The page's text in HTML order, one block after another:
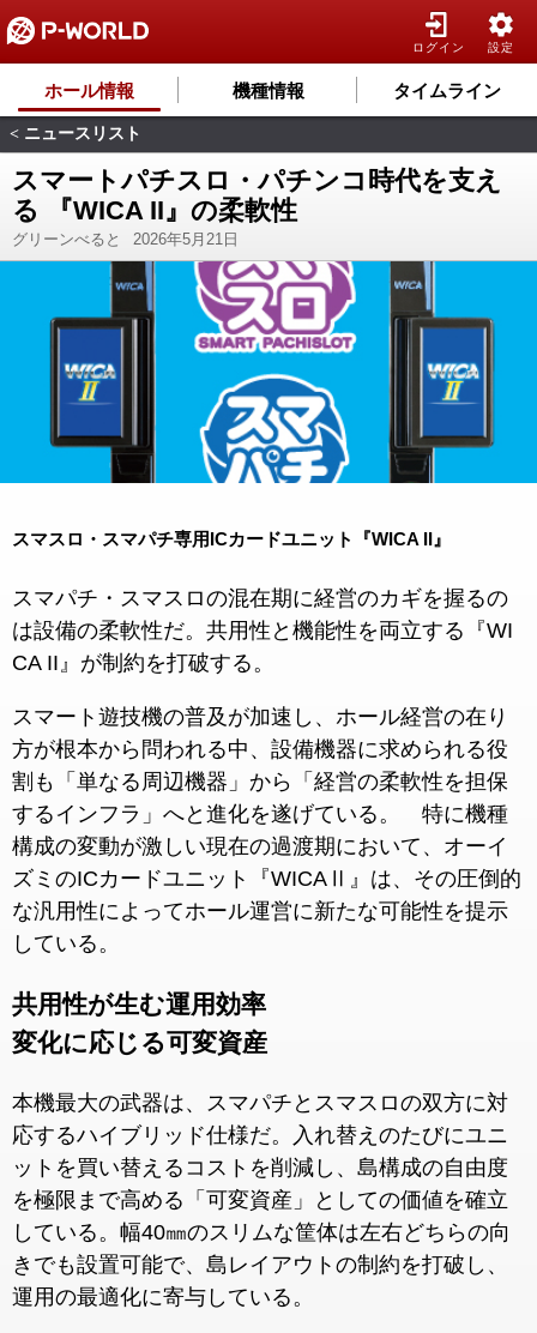
ログイン 設定
ホール情報 機種情報 タイムライン
< ニュースリスト
スマートパチスロ・パチンコ時代を支え
る 『WICA II』の柔軟性
グリーンべると 2026年5月21日
スマスロ・スマパチ専用ICカードユニット『WICA II』
スマパチ・スマスロの混在期に経営のカギを握るの
は設備の柔軟性だ。共用性と機能性を両立する『WI
CA II』が制約を打破する。
スマート遊技機の普及が加速し、ホール経営の在り
方が根本から問われる中、設備機器に求められる役
割も「単なる周辺機器」から「経営の柔軟性を担保
するインフラ」へと進化を遂げている。 特に機種
構成の変動が激しい現在の過渡期において、オーイ
ズミのICカードユニット『WICAⅡ』は、その圧倒的
な汎用性によってホール運営に新たな可能性を提示
している。
共用性が生む運用効率
変化に応じる可変資産
本機最大の武器は、スマパチとスマスロの双方に対
応するハイブリッド仕様だ。入れ替えのたびにユニ
ットを買い替えるコストを削減し、島構成の自由度
を極限まで高める「可変資産」としての価値を確立
している。幅40㎜のスリムな筐体は左右どちらの向
きでも設置可能で、島レイアウトの制約を打破し、
運用の最適化に寄与している。